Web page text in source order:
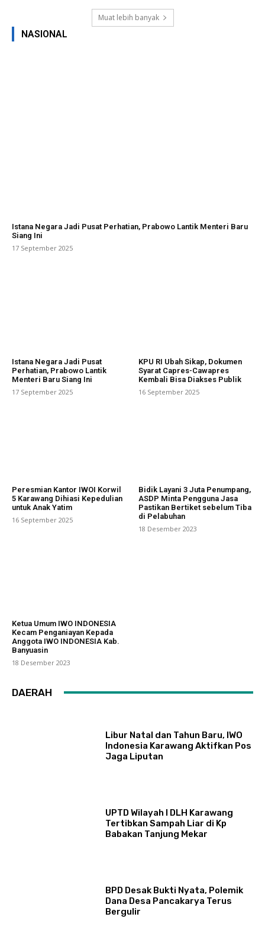
Muat lebih banyak
NASIONAL
Istana Negara Jadi Pusat Perhatian, Prabowo Lantik Menteri Baru
Siang Ini
17 September 2025
Istana Negara Jadi Pusat
Perhatian, Prabowo Lantik
Menteri Baru Siang Ini
17 September 2025
KPU RI Ubah Sikap, Dokumen
Syarat Capres-Cawapres
Kembali Bisa Diakses Publik
16 September 2025
Peresmian Kantor IWOI Korwil
5 Karawang Dihiasi Kepedulian
untuk Anak Yatim
16 September 2025
Bidik Layani 3 Juta Penumpang,
ASDP Minta Pengguna Jasa
Pastikan Bertiket sebelum Tiba
di Pelabuhan
18 Desember 2023
Ketua Umum IWO INDONESIA
Kecam Penganiayan Kepada
Anggota IWO INDONESIA Kab.
Banyuasin
18 Desember 2023
DAERAH
Libur Natal dan Tahun Baru, IWO
Indonesia Karawang Aktifkan Pos
Jaga Liputan
UPTD Wilayah I DLH Karawang
Tertibkan Sampah Liar di Kp
Babakan Tanjung Mekar
BPD Desak Bukti Nyata, Polemik
Dana Desa Pancakarya Terus
Bergulir